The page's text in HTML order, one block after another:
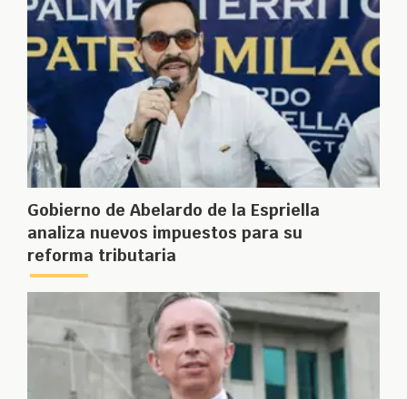
Gobierno de Abelardo de la Espriella
analiza nuevos impuestos para su
reforma tributaria